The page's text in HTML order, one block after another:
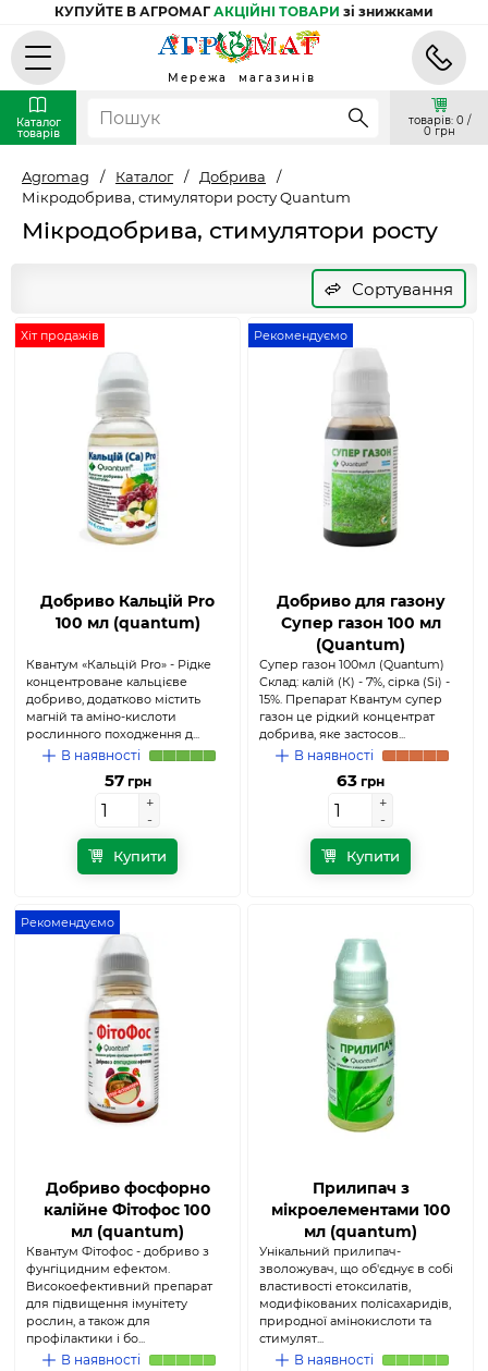
КУПУЙТЕ В АГРОМАГ АКЦІЙНІ ТОВАРИ зі знижками
Мережа магазинів
Каталог
товарів
товарів: 0 /
0 грн
Agromag / Каталог / Добрива
/
Мікродобрива, стимулятори росту Quantum
Мікродобрива, стимулятори росту
Сортування
Хіт продажів
Добриво Кальцій Pro
100 мл (quantum)
Квантум «Кальцій Pro» - Рідке
концентроване кальцієве
добриво, додатково містить
магній та аміно-кислоти
рослинного походження д...
В наявності
57грн
+
-
+
-
Купити
Рекомендуємо
Добриво для газону
Супер газон 100 мл
(Quantum)
Супер газон 100мл (Quantum)
Склад: калій (К) - 7%, сірка (Si) -
15%. Препарат Квантум супер
газон це рідкий концентрат
добрива, яке застосов...
В наявності
63 грн
+
-
+
-
Купити
Рекомендуємо
Добриво фосфорно
калійне Фітофос 100
мл (quantum)
Квантум Фітофос - добриво з
фунгіцидним ефектом.
Високоефективний препарат
для підвищення імунітету
рослин, а також для
профілактики і бо...
В наявності
Прилипач з
мікроелементами 100
мл (quantum)
Унікальний прилипач-
зволожувач, що об'єднує в собі
властивості етоксилатів,
модифікованих полісахаридів,
природної амінокислоти та
стимулят...
В наявності